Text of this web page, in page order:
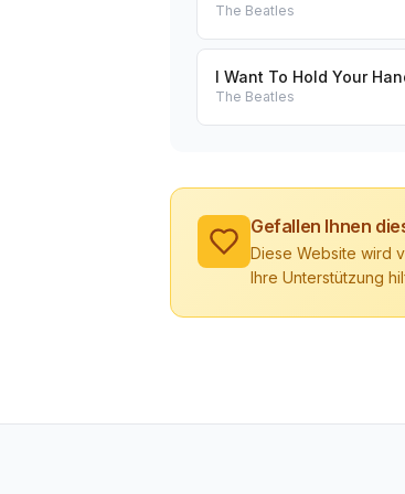
The Beatles
I Want To Hold Your
The Beatles
Gefallen Ihnen
Diese Website wird
Ihre Unterstützung